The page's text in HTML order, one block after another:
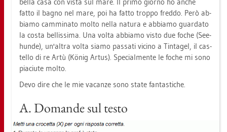
fatto il bagno nel mare, poi ha fatto trop­po fred­do. Però ab­
bia­mo cammi­na­to molto nella na­tu­ra e ab­bia­mo guar­da­to
la costa bel­lis­si­ma. Una volta ab­bia­mo visto due foche (See­
hun­de), un'altra volta siamo pas­sa­ti vici­no a Tin­ta­gel, il ca­s­
tel­lo di re Artù (König Artus). Spe­cial­men­te le foche mi sono
pia­ci­u­te molto.
Devo dire che le mie va­can­ze sono state fan­tas­ti­che.
A. Do­man­de sul testo